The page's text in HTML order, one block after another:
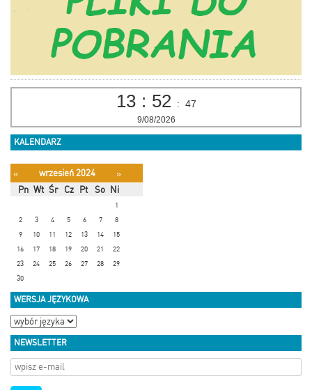
13 : 52 : 48
9/08/2026
KALENDARZ
« wrzesień 2024
»
Pn Wt Śr Cz Pt So Ni
1
2
3 4 5 6 7
8
9
10 11 12 13 14
15
16
17 18 19 20 21
22
23
24 25 26 27 28
29
30
WERSJA JĘZYKOWA
NEWSLETTER